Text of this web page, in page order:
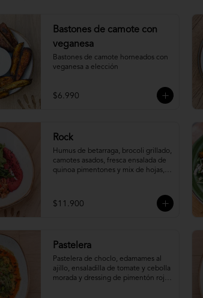
Bastones de camote con
veganesa
Bastones de camote horneados con
veganesa a elección
$6.990
Rock
Humus de betarraga, brocoli grillado,
camotes asados, fresca ensalada de
quinoa pimentones y mix de hojas,
$11.900
Pastelera
Pastelera de choclo, edamames al
ajillo, ensaladilla de tomate y cebolla
morada y dressing de pimentón rojo